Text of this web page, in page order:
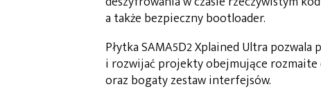
a także bezpieczny bootloader.
Płytka SAMA5D2 Xplained Ultra
i rozwijać projekty obejmujące rozmaite
oraz bogaty zestaw interfejsów.